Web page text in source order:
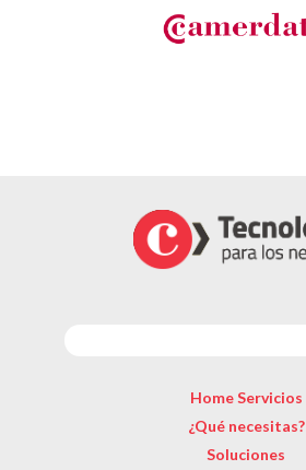
Home Servicios
¿Qué necesitas?
Soluciones